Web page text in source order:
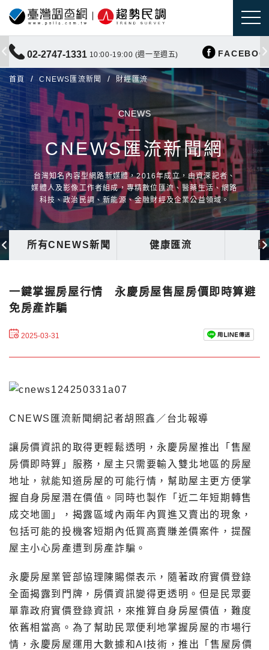
02-2747-1331 10:00-19:00 (週一至週五)
首頁 CNEWS匯流新聞 財經匯流
CNEWS
CNEWS匯流新聞網
台灣知名內容型網路新媒體，2016年成立，由資深記者、
媒體人及影像工作者組成，專精數位匯流、醫藥生活、網路
科技、政治民調、新能源、金融財經及企業公益領域。
所有CNEWS新聞 健康匯流
一鍵掌握房屋行情 永慶房屋售屋房價即時算避
免房產詐騙
2025-03-31
CNEWS匯流新聞網記者胡照鑫／台北報導
讓房價資訊的取得更輕鬆透明，永慶房屋推出「售屋
房價即時算」服務，屋主只需要輸入雙北地區的房屋
地址，就能知道房屋的可能行情，幫助屋主更方便掌
握自身房屋潛在價值。同時也製作「近二年短期轉售
成交地圖」，揭露區域內兩年內買進又賣出的現象，
包括可能的投機客短期內低買高賣賺差價案件，提醒
屋主小心房產遭到房產詐騙。
永慶房屋業管部協理陳賜傑表示，隨著政府實價登錄
全面揭露到門牌，房價資訊變得更透明。但是民眾要
單靠政府實價登錄資訊，來推算自身房屋價值，難度
依舊相當高。為了幫助民眾便利地掌握房屋的市場行
情，永慶房屋運用大數據和AI技術，推出「售屋房價